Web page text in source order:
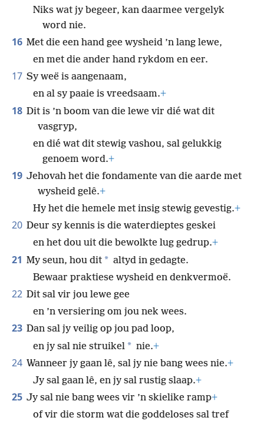
Niks wat jy begeer, kan daarmee vergelyk
word nie.
16 Met die een hand gee wysheid ’n lang lewe,
en met die ander hand rykdom en eer.
17 Sy weë is aangenaam,
en al sy paaie is vreedsaam.+
18 Dit is ’n boom van die lewe vir dié wat dit
vasgryp,
en dié wat dit stewig vashou, sal gelukkig
genoem word.+
19 Jehovah het die fondamente van die aarde met
wysheid gelê.+
Hy het die hemele met insig stewig gevestig.+
20 Deur sy kennis is die waterdieptes geskei
en het dou uit die bewolkte lug gedrup.+
21 My seun, hou dit * altyd in gedagte.
Bewaar praktiese wysheid en denkvermoë.
22 Dit sal vir jou lewe gee
en ’n versiering om jou nek wees.
23 Dan sal jy veilig op jou pad loop,
en jy sal nie struikel * nie.+
24 Wanneer jy gaan lê, sal jy nie bang wees nie.+
Jy sal gaan lê, en jy sal rustig slaap.+
25 Jy sal nie bang wees vir ’n skielike ramp+
of vir die storm wat die goddeloses sal tref